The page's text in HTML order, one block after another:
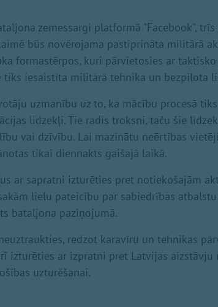
zemessargi platformā "Facebook",
būs novērojama pastiprināta militārā
formastērpos, kuri pārvietosies ar
tiks iesaistīta militārā tehnika un bezpilota
uzmanību uz to, ka mācību procesā
līdzekļi. Tie radīs troksni, taču šie
vai dzīvību. Lai mazinātu neērtības
tikai diennakts gaišajā laikā.
ar sapratni izturēties pret notiekošajām
lielu pateicību par sabiedrības
bataljona paziņojumā.
redzot karavīru un tehnikas
izturēties ar izpratni pret Latvijas aizstāvju
uzturēšanai.